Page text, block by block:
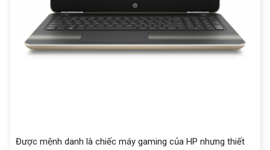
Được mệnh danh là chiếc máy gaming của HP nhưng thiết